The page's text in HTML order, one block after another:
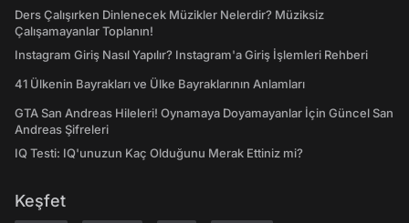
Ders Çalışırken Dinlenecek Müzikler Nelerdir? Müziksiz
Çalışamayanlar Toplanın!
Instagram Giriş Nasıl Yapılır? Instagram'a Giriş İşlemleri Rehberi
41 Ülkenin Bayrakları ve Ülke Bayraklarının Anlamları
GTA San Andreas Hileleri! Oynamaya Doyamayanlar İçin Güncel San
Andreas Şifreleri
IQ Testi: IQ'unuzun Kaç Olduğunu Merak Ettiniz mi?
Keşfet